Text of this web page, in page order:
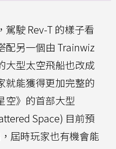
駛 Rev-T 的樣子看
配另一個由 Trainwiz
大型太空飛船也改成
就能獲得更加完整的
空》的首部大型
Space) 目前預
屆時玩家也有機會能